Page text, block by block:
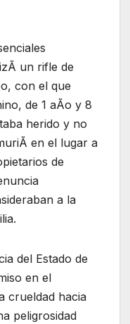
un rifle de
con el que
de 1 aÃo y 8
herido y no
en el lugar a
de
a la
del Estado de
en el
crueldad hacia
peligrosidad